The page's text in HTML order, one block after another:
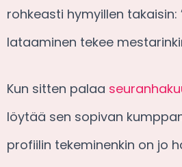
rohkeasti hymyillen takaisin:
lataaminen tekee
Kun sitten palaa
löytää sen sopivan
profiilin tekeminenkin on jo